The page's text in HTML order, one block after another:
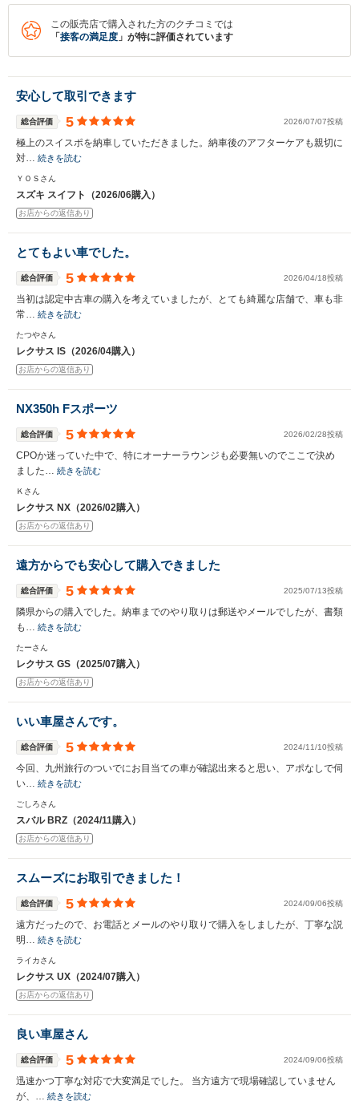
この販売店で購入された方のクチコミでは
「 接客の満足度 」が特に評価されています
安心して取引できます
総合評価 5 2026/07/07投稿
極上のスイスポを納車していただきました。納車後のアフターケアも親切に
対… 続きを読む
ＹＯＳさん
スズキ スイフト（2026/06購入）
お店からの返信あり
とてもよい車でした。
総合評価 5 2026/04/18投稿
当初は認定中古車の購入を考えていましたが、とても綺麗な店舗で、車も非
常… 続きを読む
たつやさん
レクサス IS（2026/04購入）
お店からの返信あり
NX350h Fスポーツ
総合評価 5 2026/02/28投稿
CPOか迷っていた中で、特にオーナーラウンジも必要無いのでここで決め
ました… 続きを読む
Ｋさん
レクサス NX（2026/02購入）
お店からの返信あり
遠方からでも安心して購入できました
総合評価 5 2025/07/13投稿
隣県からの購入でした。納車までのやり取りは郵送やメールでしたが、書類
も… 続きを読む
たーさん
レクサス GS（2025/07購入）
お店からの返信あり
いい車屋さんです。
総合評価 5 2024/11/10投稿
今回、九州旅行のついでにお目当ての車が確認出来ると思い、アポなしで伺
い… 続きを読む
ごしろさん
スバル BRZ（2024/11購入）
お店からの返信あり
スムーズにお取引できました！
総合評価 5 2024/09/06投稿
遠方だったので、お電話とメールのやり取りで購入をしましたが、丁寧な説
明… 続きを読む
ライカさん
レクサス UX（2024/07購入）
お店からの返信あり
良い車屋さん
総合評価 5 2024/09/06投稿
迅速かつ丁寧な対応で大変満足でした。 当方遠方で現場確認していません
が、… 続きを読む